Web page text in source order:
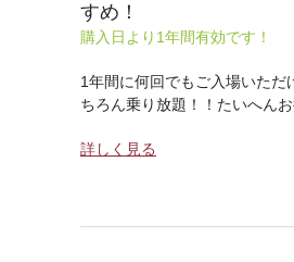
すめ！
購入日より1年間有効です！
1年間に何回でもご入場いただ
ちろん乗り放題！！たいへん
詳しく見る